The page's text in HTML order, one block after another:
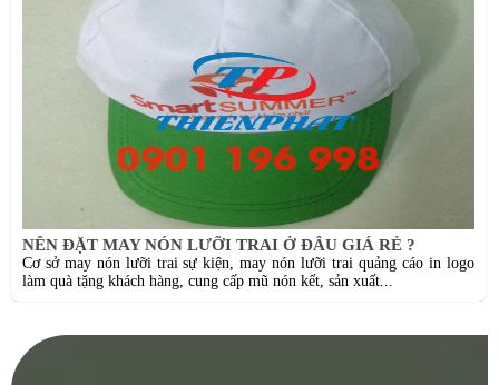
NÊN ĐẶT MAY NÓN LƯỠI TRAI Ở ĐÂU GIÁ RẺ ?
Cơ sở may nón lưỡi trai sự kiện, may nón lưỡi trai quảng cáo in logo
làm quà tặng khách hàng, cung cấp mũ nón kết, sản xuất...